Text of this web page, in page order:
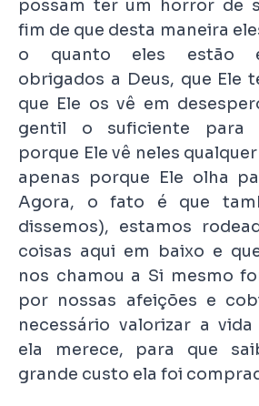
possam ter um horror de
fim de que desta maneira
o quanto eles estão
obrigados a Deus, que Ele
que Ele os vê em
gentil o suficiente para
porque Ele vê neles
apenas porque Ele olha
Agora, o fato é que
dissemos), estamos
coisas aqui em baixo e
nos chamou a Si mesmo
por nossas afeições e
necessário valorizar a
ela merece, para que
grande custo ela foi